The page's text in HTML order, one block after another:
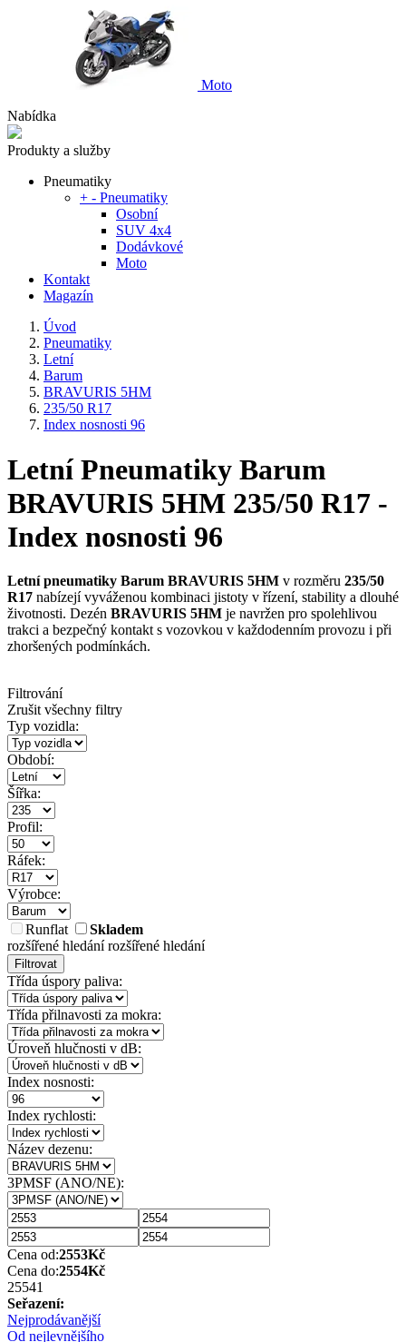
Moto
Nabídka
Produkty a služby
Pneumatiky
+ - Pneumatiky
Osobní
SUV 4x4
Dodávkové
Moto
Kontakt
Magazín
Úvod
Pneumatiky
Letní
Barum
BRAVURIS 5HM
235/50 R17
Index nosnosti 96
Letní Pneumatiky Barum
BRAVURIS 5HM 235/50 R17 -
Index nosnosti 96
Letní pneumatiky Barum BRAVURIS 5HM v rozměru 235/50
R17 nabízejí vyváženou kombinaci jistoty v řízení, stability a dlouhé
životnosti. Dezén BRAVURIS 5HM je navržen pro spolehlivou
trakci a bezpečný kontakt s vozovkou v každodenním provozu i při
zhoršených podmínkách.
Filtrování
Zrušit všechny filtry
Typ vozidla:
Období:
Šířka:
Profil:
Ráfek:
Výrobce:
Runflat
Skladem
rozšířené hledánírozšířené hledání
Filtrovat
Třída úspory paliva:
Třída přilnavosti za mokra:
Úroveň hlučnosti v dB:
Index nosnosti:
Index rychlosti:
Název dezenu:
3PMSF (ANO/NE):
Cena od:2553Kč
Cena do:2554Kč
25541
Seřazení:
Nejprodávanější
Od nejlevnějšího